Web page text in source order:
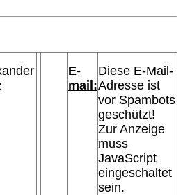
E-
mail:
Diese E-Mail-
Adresse ist
vor Spambots
geschützt!
Zur Anzeige
muss
JavaScript
eingeschaltet
sein.